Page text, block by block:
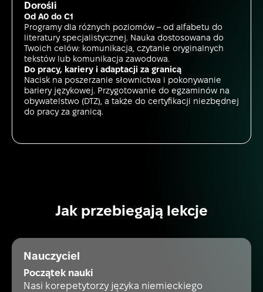
Dorośli
Od A0 do C1
Programy dla różnych poziomów – od alfabetu do
literatury specjalistycznej. Nauka dostosowana do
Twoich celów: komunikacja, czytanie oryginalnych
tekstów lub komunikacja zawodowa.
Do pracy, kariery i adaptacji za granicą
Nacisk na poszerzanie słownictwa i pokonywanie
bariery językowej. Przygotowanie do egzaminów na
obywatelstwo (DTZ), a także do certyfikacji niezbędnej
do pracy za granicą.
Jak przebiegają lekcje
Nauczyciel
Początek nauki
Nasi korepetytorzy języka niemieckiego